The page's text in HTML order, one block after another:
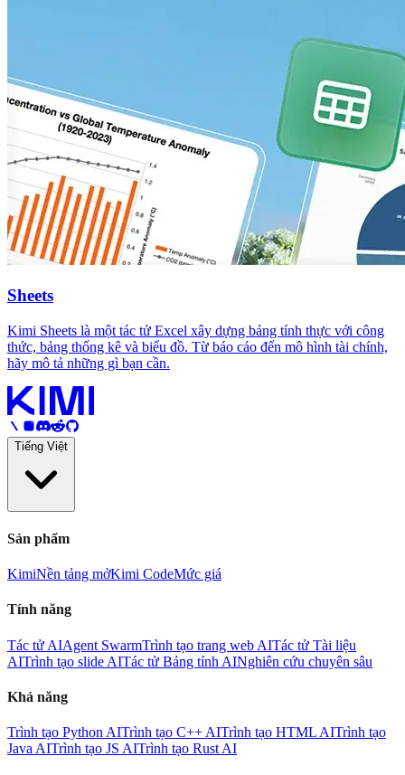
Sheets
Kimi Sheets là một tác tử Excel xây dựng bảng tính thực với công
thức, bảng thống kê và biểu đồ. Từ báo cáo đến mô hình tài chính,
hãy mô tả những gì bạn cần.
Tiếng Việt
Sản phẩm
KimiNền tảng mởKimi CodeMức giá
Tính năng
Tác tử AIAgent SwarmTrình tạo trang web AITác tử Tài liệu
AITrình tạo slide AITác tử Bảng tính AINghiên cứu chuyên sâu
Khả năng
Trình tạo Python AITrình tạo C++ AITrình tạo HTML AITrình tạo
Java AITrình tạo JS AITrình tạo Rust AI